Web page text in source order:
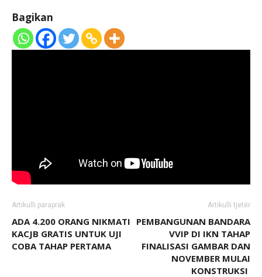
Bagikan
Artikulli paraprak
ADA 4.200 ORANG NIKMATI
KACJB GRATIS UNTUK UJI
COBA TAHAP PERTAMA
Artikulli tjetër
PEMBANGUNAN BANDARA
VVIP DI IKN TAHAP
FINALISASI GAMBAR DAN
NOVEMBER MULAI
KONSTRUKSI